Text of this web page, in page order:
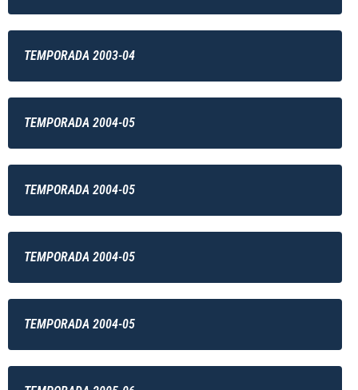
TEMPORADA 2003-04
TEMPORADA 2004-05
TEMPORADA 2004-05
TEMPORADA 2004-05
TEMPORADA 2004-05